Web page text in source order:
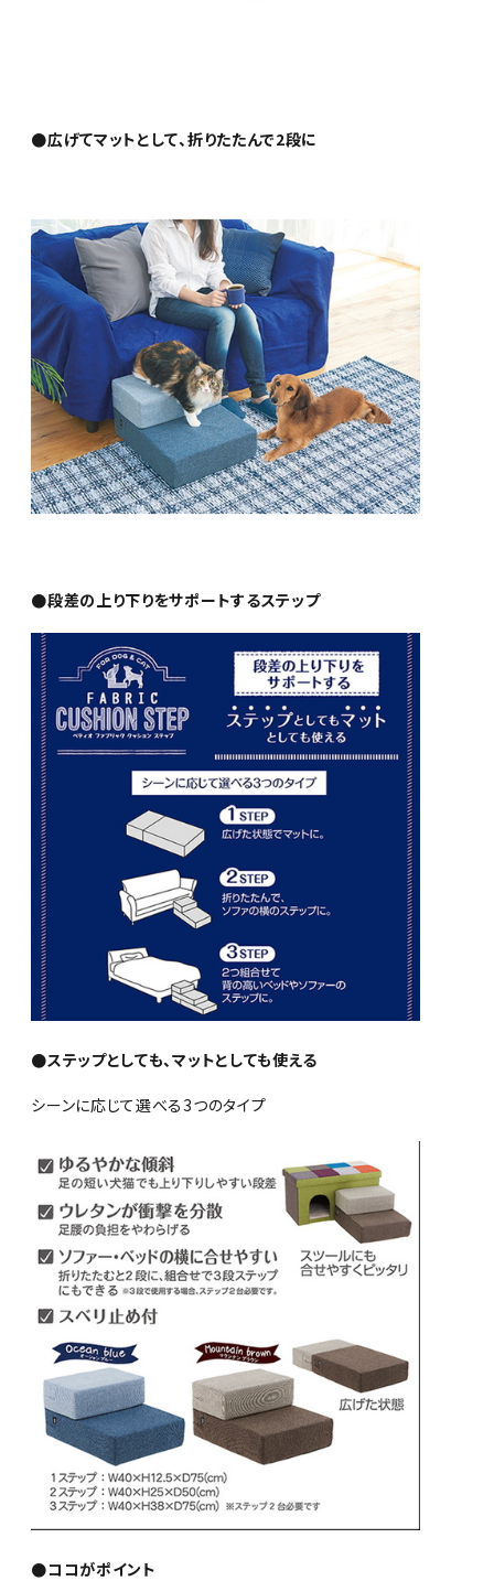
●広げてマットとして、折りたたんで2段に
●段差の上り下りをサポートするステップ
●ステップとしても、マットとしても使える
シーンに応じて選べる3つのタイプ
●ココがポイント